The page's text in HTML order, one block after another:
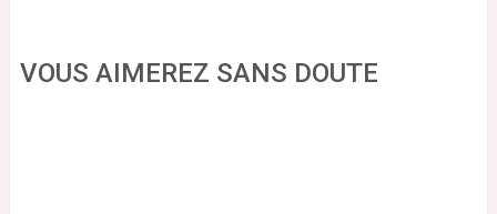
VOUS AIMEREZ SANS DOUTE